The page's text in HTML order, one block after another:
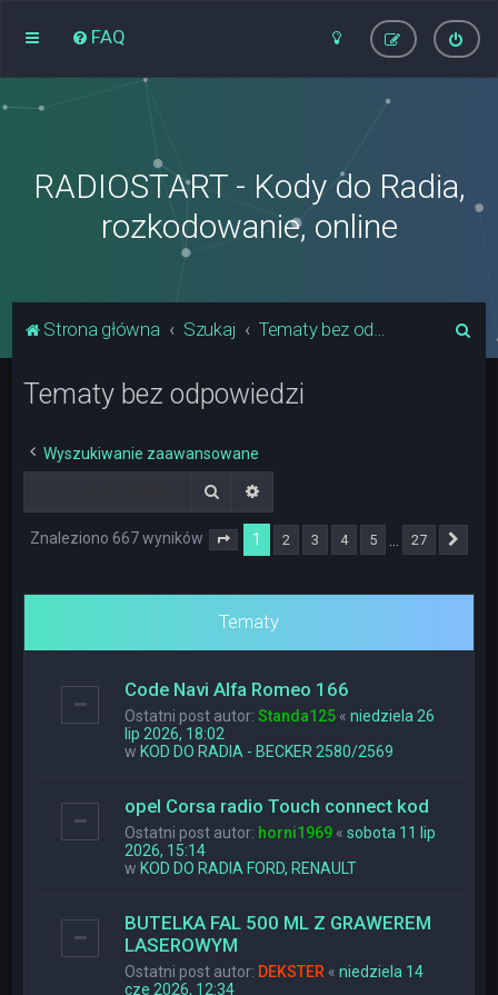
FAQ
RADIOSTART - Kody do Radia,
rozkodowanie, online
Strona główna Szukaj Tematy bez odpowiedzi
Tematy bez odpowiedzi
Wyszukiwanie zaawansowane
Szukaj
Znaleziono 667 wyników Strona 1z 27
1 2 3 4 5 27
Tematy
Code Navi Alfa Romeo 166
Ostatni post autor:Standa125 «niedziela 26
lip 2026, 18:02
w KOD DO RADIA - BECKER 2580/2569
opel Corsa radio Touch connect kod
Ostatni post autor: horni1969 «sobota 11 lip
2026, 15:14
w KOD DO RADIA FORD, RENAULT
BUTELKA FAL 500 ML Z GRAWEREM
LASEROWYM
Ostatni post autor: DEKSTER «niedziela 14
cze 2026, 12:34